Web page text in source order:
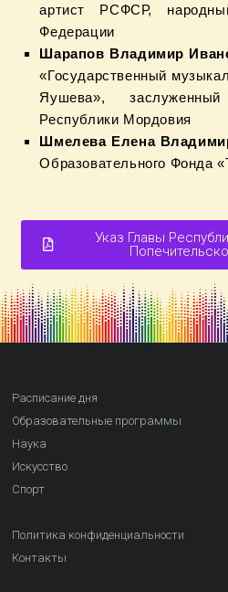
артист РСФСР,
Федерации
Шарапов Владимир
«Государственный
Яушева»,
Республики Мордовия
Шмелева Елена
Образовательного Фонда
Указ Главы
Расписание дня
Образовательные программы
Наука
Искусство
Спорт
Политика конфиденциальности
Контакты